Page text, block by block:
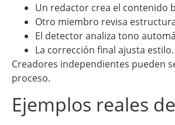
Un redactor crea el contenido
Otro miembro revisa
El detector analiza tono
La corrección final ajusta estilo.
Creadores independientes pueden
proceso.
Ejemplos reales